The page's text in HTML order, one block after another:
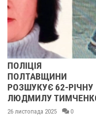
62-РІЧНУ
ТИМЧЕНКО
2025 0